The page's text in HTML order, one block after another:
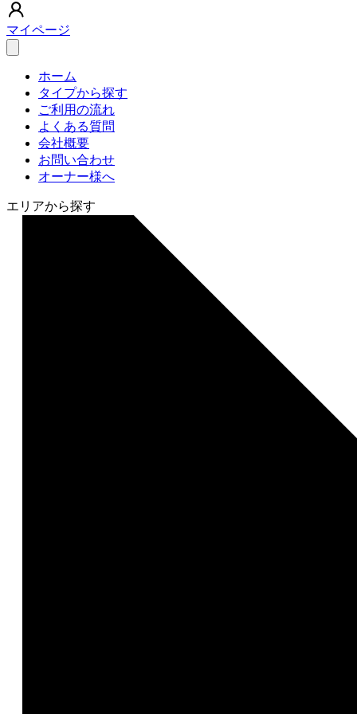
マイページ
ホーム
タイプから探す
ご利用の流れ
よくある質問
会社概要
お問い合わせ
オーナー様へ
エリアから探す